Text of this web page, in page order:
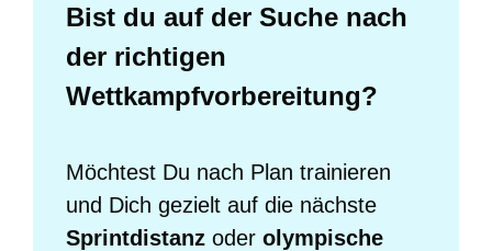
Bist du auf der Suche nach
der richtigen
Wettkampfvorbereitung?
Möchtest Du nach Plan trainieren
und Dich gezielt auf die nächste
Sprintdistanz oder olympische